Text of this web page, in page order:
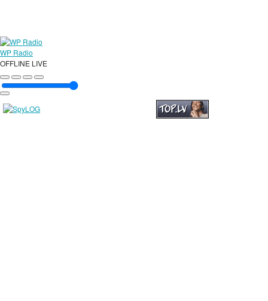
WP Radio
OFFLINE LIVE